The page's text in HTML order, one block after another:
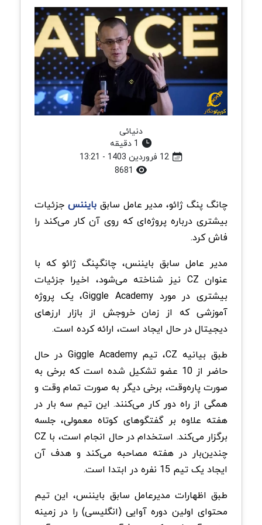
دنیائی
12 فروردین 1403 - 13:21
چانگ پنگ ژائو، مدیر عامل سابقبایننس جزئیات
بیشتری درباره پروژه‌ای که روی آن کار می‌کند را
فاش کرد.
مدیر عامل سابق بایننس، چانگپنگ ژائو که با
عنوان CZ نیز شناخته می‌شود، اخیرا جزئیات
بیشتری در مورد Giggle Academy، یک پروژه
آموزشی که از زمان خروجش از بازار ارزهای
دیجیتال در حال ایجاد است، ارائه کرده است.
طبق بیانیه CZ، تیم Giggle Academy در حال
حاضر از 10 عضو تشکیل شده است که برخی به
صورت پاره‌وقت، برخی دیگر به صورت تمام وقت و
همگی از راه دور کار می‌کنند. این تیم سه بار در
هفته علاوه بر گفتگو‌های کوتاه معمولی، جلسه
برگزار می‌کند. استخدام در حال انجام است، با CZ
چندین‌بار در هفته مصاحبه می‌کند و هدف آن
ایجاد یک تیم 15 نفره در ابتدا است.
طبق اظهارات مدیرعامل سابق بایننس، این تیم
محتوای اولین دوره آوایی (انگلیسی) را در زمینه